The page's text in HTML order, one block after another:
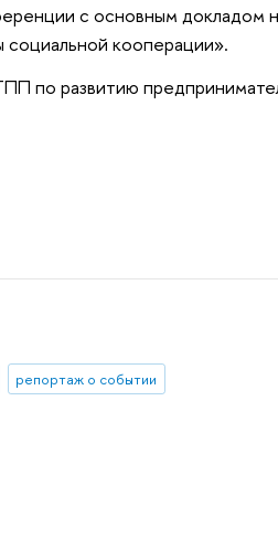
с основным докладом
кооперации».
по развитию
репортаж о событии